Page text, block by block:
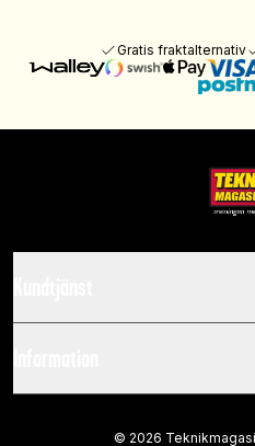
Gratis fraktalternativ
© 2026